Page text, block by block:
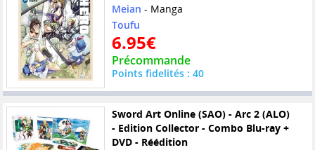
Meian - Manga
Toufu
6.95€
Précommande
Points fidelités : 40
Sword Art Online (SAO) - Arc 2 (ALO)
- Edition Collector - Combo Blu-ray +
DVD - Réédition